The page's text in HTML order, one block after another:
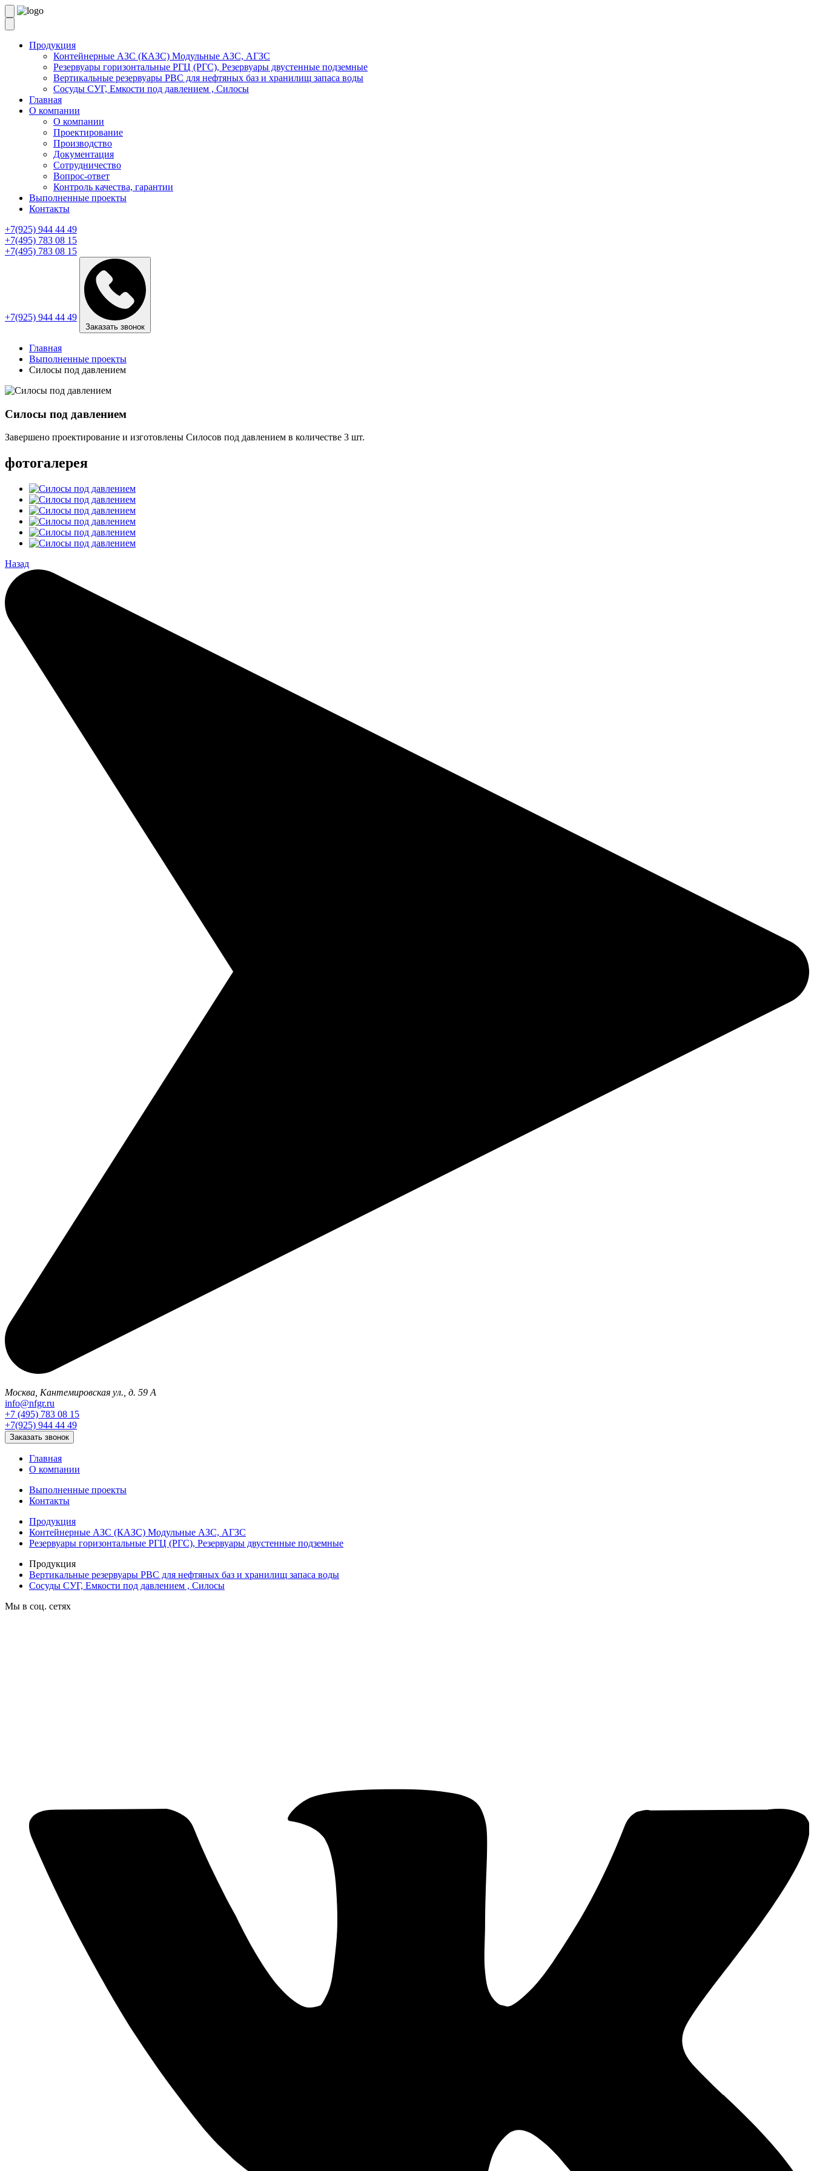
Продукция
Контейнерные АЗС (КАЗС) Модульные АЗС, АГЗС
Резервуары горизонтальные РГЦ (РГС), Резервуары двустенные подземные
Вертикальные резервуары РВС для нефтяных баз и хранилищ запаса воды
Сосуды СУГ, Емкости под давлением , Силосы
Главная
О компании
О компании
Проектирование
Производство
Документация
Сотрудничество
Вопрос-ответ
Контроль качества, гарантии
Выполненные проекты
Контакты
+7(925) 944 44 49
+7(495) 783 08 15
+7(495) 783 08 15
+7(925) 944 44 49
Заказать звонок
Главная
Выполненные проекты
Силосы под давлением
Силосы под давлением
Завершено проектирование и изготовлены Силосов под давлением в количестве 3 шт.
фотогалерея
Назад
Москва, Кантемировская ул., д. 59 А
info@nfgr.ru
+7 (495) 783 08 15
+7(925) 944 44 49
Заказать звонок
Главная
О компании
Выполненные проекты
Контакты
Продукция
Контейнерные АЗС (КАЗС) Модульные АЗС, АГЗС
Резервуары горизонтальные РГЦ (РГС), Резервуары двустенные подземные
Продукция
Вертикальные резервуары РВС для нефтяных баз и хранилищ запаса воды
Сосуды СУГ, Емкости под давлением , Силосы
Мы в соц. сетях